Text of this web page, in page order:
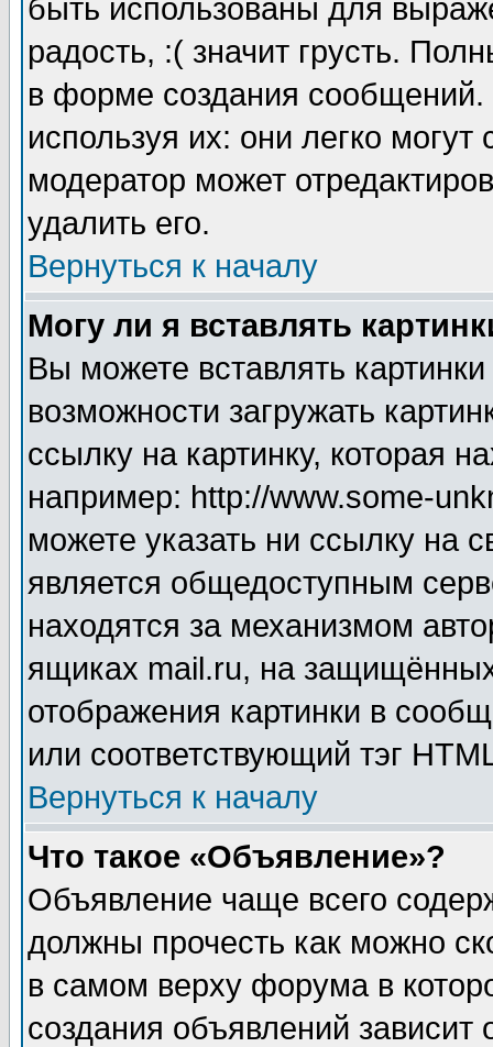
быть использованы для
радость, :( значит грусть.
в форме создания сообщений.
используя их: они легко
модератор может
удалить его.
Вернуться к началу
Могу ли я вставлять
Вы можете вставлять
возможности загружать
ссылку на картинку, которая
например: http://www.some-
можете указать ни ссылку на
является общедоступным
находятся за механизмом
ящиках mail.ru, на
отображения картинки в
или соответствующий тэг
Вернуться к началу
Что такое «Объявление»?
Объявление чаще всего
должны прочесть как можно
в самом верху форума в
создания объявлений зависит